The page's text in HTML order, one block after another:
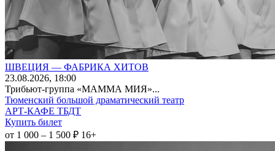
ШВЕЦИЯ — ФАБРИКА ХИТОВ
23.08.2026, 18:00
Трибьют-группа «МАММА МИЯ»...
Тюменский большой драматический театр
АРТ-КАФЕ ТБДТ
Купить билет
от 1 000 – 1 500 ₽ 16+